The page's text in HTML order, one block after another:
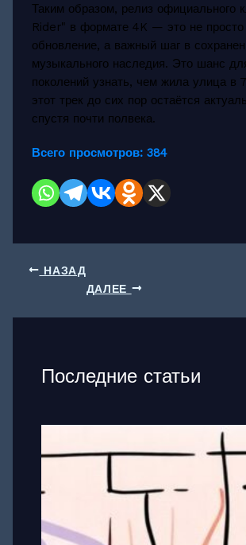
Таким образом, релиз официального
Rider" в формате 4K — это не просто
обновление, а важный шаг в
музыкального наследия. Это шанс
поколений узнать, чем жила улица в
этот трек до сих пор остаётся
спустя почти полвека.
Всего просмотров: 384
НАЗАД
ДАЛЕЕ
Последние статьи